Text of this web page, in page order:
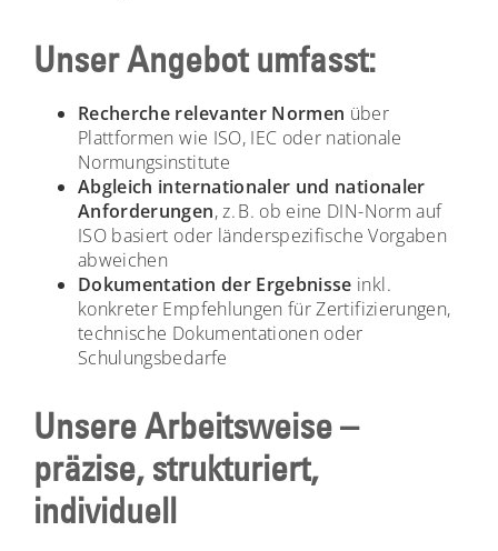
Unser Angebot umfasst:
Recherche relevanter Normen über
Plattformen wie ISO, IEC oder nationale
Normungsinstitute
Abgleich internationaler und nationaler
Anforderungen, z. B. ob eine DIN-Norm auf
ISO basiert oder länderspezifische Vorgaben
abweichen
Dokumentation der Ergebnisse inkl.
konkreter Empfehlungen für Zertifizierungen,
technische Dokumentationen oder
Schulungsbedarfe
Unsere Arbeitsweise –
präzise, strukturiert,
individuell